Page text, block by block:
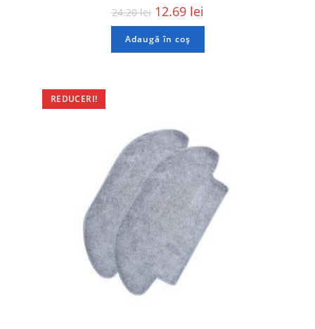
24.20lei 12.69 lei
Adaugă în coș
REDUCERI!